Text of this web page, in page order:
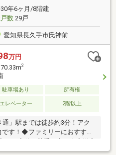
ルコニー仕様◆大切な家族と
住まい(細則有)◆不在時にも
ボックス完備
年6ヶ月/8階建
数29戸
愛知県長久手市氏神前
万円
2
駐車場あり
所有権
エレベーター 2階以上
」駅までは徒歩約3分！アク
です！◆ファミリーにおすす
います！◆嬉しい全居室収納付